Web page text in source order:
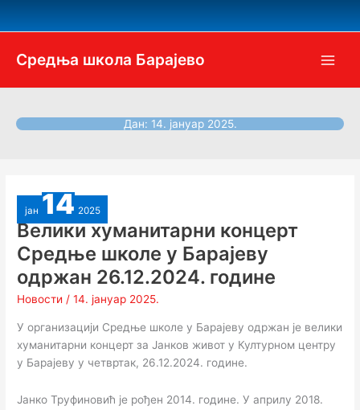
Средња школа Барајево
Дан: 14. јануар 2025.
јан 14 2025
Велики хуманитарни концерт
Средње школе у Барајеву
одржан 26.12.2024. године
Новости /14. јануар 2025.
У организацији Средње школе у Барајеву одржан је велики
хуманитарни концерт за Јанков живот у Културном центру
у Барајеву у четвртак, 26.12.2024. године.
Јанко Труфиновић је рођен 2014. године. У априлу 2018.